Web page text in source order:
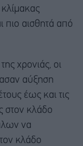
κλίμακας
πιο αισθητά από
χρονιάς, οι
αύξηση
έως και τις
στον κλάδο
να
κλάδο